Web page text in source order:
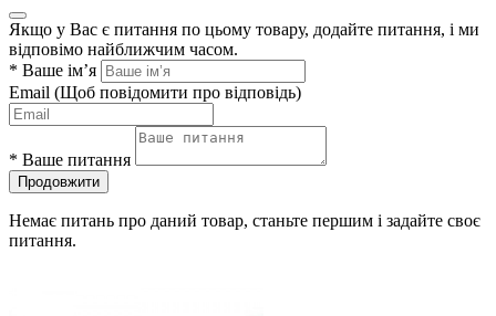
Якщо у Вас є питання по цьому товару, додайте питання, і ми
відповімо найближчим часом.
* Ваше ім’я
Email (Щоб повідомити про відповідь)
* Ваше питання
Продовжити
Немає питань про даний товар, станьте першим і задайте своє
питання.